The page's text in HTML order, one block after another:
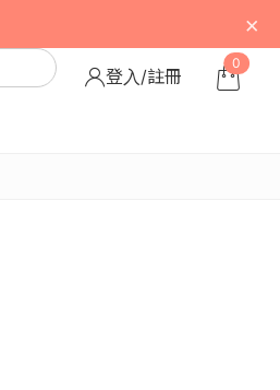
×
登入/註冊
0